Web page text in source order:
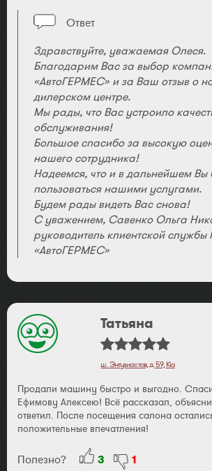
Ответ
Здравствуйте, уважаемая Олеся.
Благодарим Вас за выбор
«АвтоГЕРМЕС» и за Ваш отзыв о
дилерском центре.
Мы рады, что Вас устроило
обслуживания!
Большое спасибо за высокую
нашего сотрудника!
Надеемся, что и в дальнейшем Вы
пользоваться нашими услугами.
Будем рады видеть Вас снова!
С уважением, Савенко Ольга
руководитель клиентской службы
«АвтоГЕРМЕС»
Татьяна
ш. Энтузиастов, д. 59,Kia
Продали машину быстро и выгодно.
Ефимову Алексею! Всё рассказал,
ответил. После посещения салона
положительные впечатления!
Полезно? 3 1